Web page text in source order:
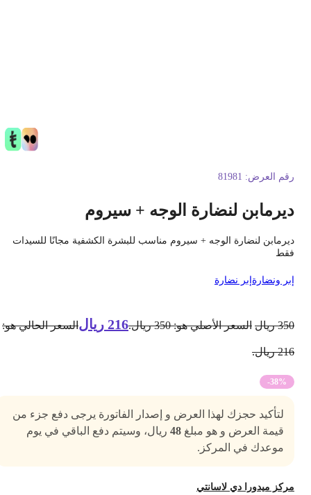
العرض: 81981
لنضارة الوجه + سيروم
لنضارة الوجه + سيروم مناسب للبشرة الكشفية مجانًا للسيدات
ونضارةإبر نضارة
ريال السعر الأصلي هو: 350 ريال. 216 ريال السعر الحالي هو:
-38%
لتأكيد حجزك لهذا العرض و إصدار الفاتورة يرجى دفع جزء من
قيمة العرض و هو مبلغ48ريال، وسيتم دفع الباقي في يوم
موعدك في المركز.
ميدورا دي لاسانتي